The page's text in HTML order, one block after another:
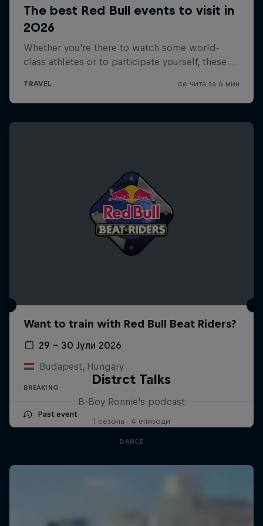
Want to train with Red Bull Beat Riders?
29 – 30 Јули 2026
Budapest, Hungary
BREAKING
Past event
Distrct Talks
B-Boy Ronnie's podcast
1 сезона · 4 епизоди
DANCE